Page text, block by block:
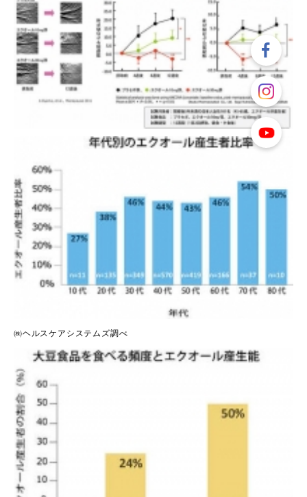
㈱ヘルスケアシステムズ調べ